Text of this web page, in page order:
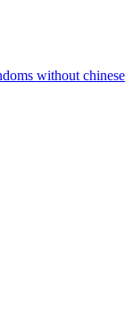
without chinese